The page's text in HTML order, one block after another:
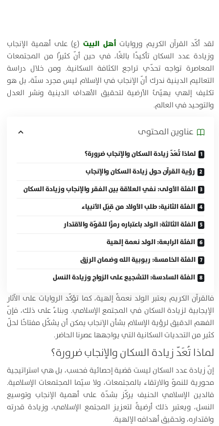
لقد أكّد القرآن الكريم ورواياتأهل البيت (ع) على أهمية الإنجاب
وزيادة عدد السكان تأكيدًا بالغًا، في حين أنّ كثيرًا من المجتمعات
المعاصرة تواجه تحدّي تراجع الكثافة السكانية. ومن خلال دراسة
التعاليم الدينية ندرك أنّ الإنجاب في الإسلام ليس مجرد سنّة، بل هو
تكليف إلهي يهيّئ الأرضية لتحقيق الأهداف الدينية ونشر العدل
والتوحيد في العالم.
عناوين المحتوی
لماذا تُعَدّ زيادة السكان والإنجاب ضرورة؟
رؤية القرآن حول زيادة السكان والإنجاب
الفئة الأولى: نفي العلاقة بين الفقر والإنجاب وزيادة السكان
الفئة الثانية: طلب الأولاد من قِبَل الأنبياء
الفئة الثالثة: الولد باعتباره رمزًا للقوّة والاقتدار
الفئة الرابعة: الولد نعمة إلهية
الفئة الخامسة: ربوبية الله وضمان الرزق
الفئة السادسة: التشجيع على الزواج وزيادة النسل
فالقرآن الكريم يعتبر الولد نعمةً إلهية، كما تؤكّد الروايات على الآثار
الإيجابية لزيادة السكان في المجتمع الإسلامي. وبناءً على ذلك، فإنّ
الفهم الدقيق لرؤية الإسلام بشأن الإنجاب يمكن أن يشكّل مفتاحًا لحلّ
كثير من التحديات السكانية التي يواجهها عصرنا الحاضر.
لماذا تُعَدّ زيادة السكان والإنجاب ضرورة؟
إنّ زيادة عدد السكان ليست قضية إحصائية فحسب، بل هي استراتيجية
محورية للنموّ والارتقاء بالمجتمعات، ولا سيّما المجتمعات الإسلامية.
فالدين الإسلامي الحنيف يركّز بشدّة على أهمية الإنجاب وتوسيع
النسل، ويعتبر ذلك أرضيةً لتعزيز المجتمع الإسلامي، وزيادة قدرته
واقتداره، وتحقيق أهدافه الإلهية.